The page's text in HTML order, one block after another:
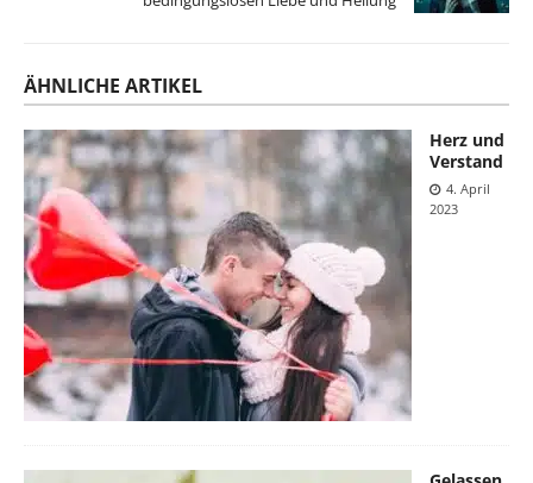
ÄHNLICHE ARTIKEL
Herz und
Verstand
4. April
2023